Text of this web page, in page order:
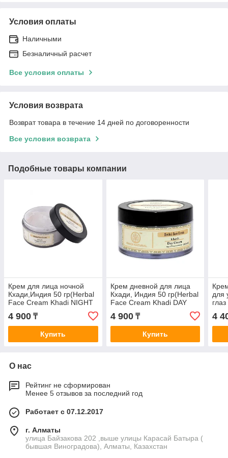
Условия оплаты
Наличными
Безналичный расчет
Все условия оплаты
Условия возврата
Возврат товара в течение 14 дней по договоренности
Все условия возврата
Подобные товары компании
Крем для лица ночной
Кхади,Индия 50 гр(Herbal
Face Cream Khadi NIGHT
CREAM)
4 900 ₸
Купить
Крем дневной для лица
Кхади, Индия 50 гр(Herbal
Face Cream Khadi DAY
CREAM)
4 900₸
Купить
для
4
О нас
Рейтинг не сформирован
Менее 5 отзывов за последний год
Работает с 07.12.2017
г. Алматы
улица Байзакова 202 ,выше улицы Карасай Батыра (
бывшая Виноградова), Алматы, Казахстан